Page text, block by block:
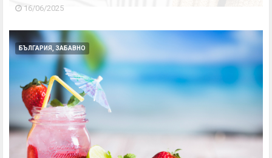
16/06/2025
БЪЛГАРИЯ, ЗАБАВНО